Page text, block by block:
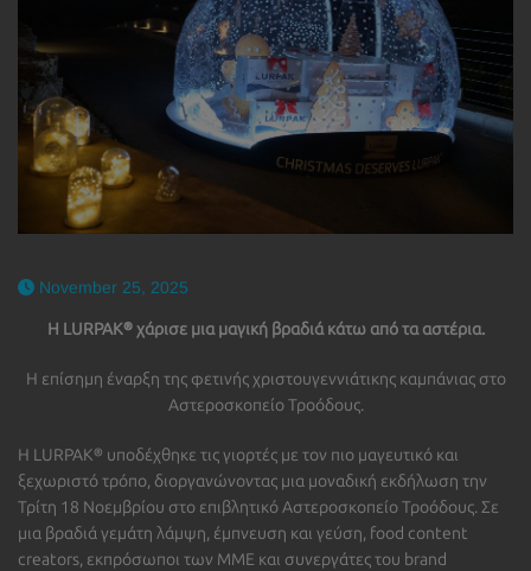
November 25, 2025
Η LURPAK® χάρισε μια μαγική βραδιά κάτω από τα αστέρια.
Η επίσημη έναρξη της φετινής χριστουγεννιάτικης καμπάνιας στο
Αστεροσκοπείο Τροόδους.
Η LURPAK® υποδέχθηκε τις γιορτές με τον πιο μαγευτικό και
ξεχωριστό τρόπο, διοργανώνοντας μια μοναδική εκδήλωση την
Τρίτη 18 Νοεμβρίου στο επιβλητικό Αστεροσκοπείο Τροόδους. Σε
μια βραδιά γεμάτη λάμψη, έμπνευση και γεύση, food content
creators, εκπρόσωποι των ΜΜΕ και συνεργάτες του brand